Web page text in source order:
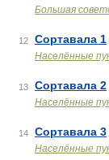
Большая
12 Сортавала 1
Населённые
13 Сортавала 2
Населённые
14 Сортавала 3
Населённые